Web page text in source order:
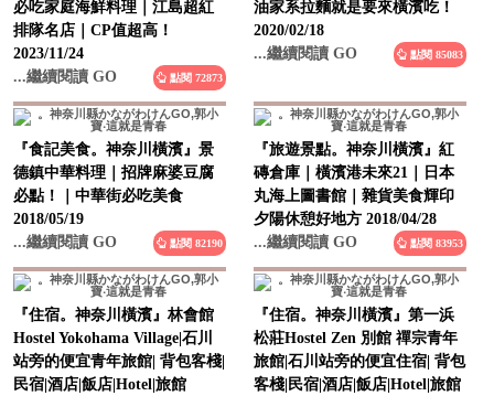
排隊名店｜CP值超高！
2023/11/24
...繼續閱讀 GO
2020/02/18
...繼續閱讀 GO
『食記美食。神奈川橫濱』景
德鎮中華料理｜招牌麻婆豆腐
必點！｜中華街必吃美食
2018/05/19
...繼續閱讀 GO
『旅遊景點。神奈川橫濱』紅
磚倉庫｜橫濱港未來21｜日本
丸海上圖書館｜雜貨美食輝印
夕陽休憩好地方 2018/04/28
...繼續閱讀 GO
點閱 83953
『住宿。神奈川橫濱』林會館
Hostel Yokohama Village|石川
站旁的便宜青年旅館| 背包客棧|
民宿|酒店|飯店|Hotel|旅館
2016/06/19
『住宿。神奈川橫濱』第一浜
松莊Hostel Zen 別館 禪宗青年
旅館|石川站旁的便宜住宿| 背包
客棧|民宿|酒店|飯店|Hotel|旅館
2016/05/21